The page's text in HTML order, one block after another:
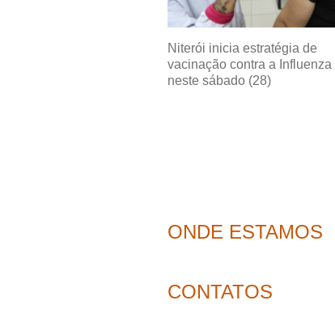
Niterói inicia estratégia de
vacinação contra a Influenza
neste sábado (28)
ONDE ESTAMOS
CONTATOS